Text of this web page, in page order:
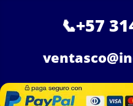
📞+57